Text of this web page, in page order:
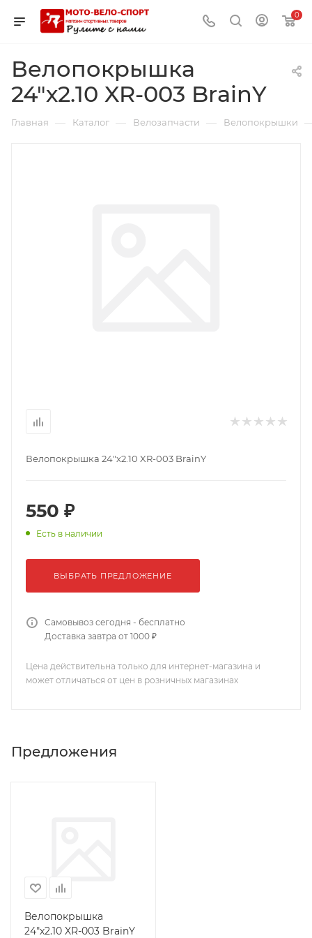
0
Велопокрышка
24"х2.10 XR-003 BrainY
Главная — Каталог — Велозапчасти — Велопокрышки
Велопокрышка 24"х2.10 XR-003 BrainY
550 ₽
Есть в наличии
ВЫБРАТЬ ПРЕДЛОЖЕНИЕ
Самовывоз сегодня - бесплатно
Доставка завтра от 1000 ₽
Цена действительна только для интернет-магазина и
может отличаться от цен в розничных магазинах
Предложения
Велопокрышка
24"х2.10 XR-003 BrainY